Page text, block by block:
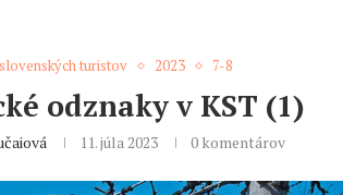
turistov 2023 7-8
odznaky v KST (1)
11. júla 2023 0 komentárov